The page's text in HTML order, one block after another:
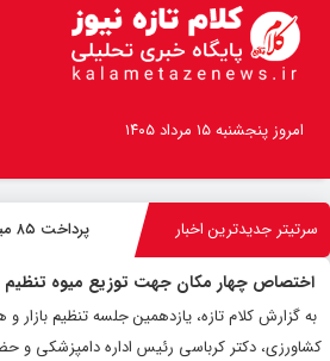
امروز پنجشنبه ۱۵ مرداد ۱۴۰۵
سرتیتر جدیدترین اخبار پرداخت ۸۵ میلیارد ریال تسهیلات به عشایر چناران
اختصاص چهار مکان جهت توزیع میوه تنظیم
به گزارش کلام تازه، یازدهمین جلسه تنظیم
کشاورزی، دکتر کرباسی رئیس اداره دامپزشکی و